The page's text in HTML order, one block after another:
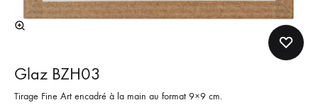
Glaz BZH03
Tirage Fine Art encadré à la main au format 9×9 cm.